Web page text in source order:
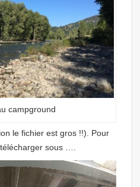
campground
le fichier est gros !!). Pour
sous ….